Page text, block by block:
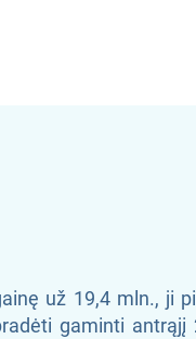
už 19,4 mln., ji
gaminti antrąjį